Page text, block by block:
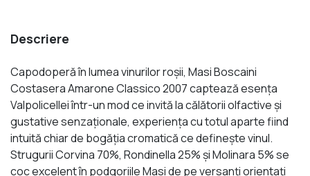
Descriere
Capodoperă în lumea vinurilor roșii, Masi Boscaini
Costasera Amarone Classico 2007 captează esența
Valpolicellei într-un mod ce invită la călătorii olfactive și
gustative senzaționale, experiența cu totul aparte fiind
intuită chiar de bogăția cromatică ce definește vinul.
Strugurii Corvina 70%, Rondinella 25% și Molinara 5% se
coc excelent în podgoriile Masi de pe versanți orientați